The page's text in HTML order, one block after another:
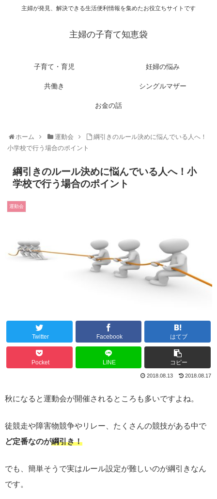
主婦が発見、解決できる生活便利情報を集めたお役立ちサイトです
主婦の子育て知恵袋
子育て・育児 妊婦の悩み
共働き シングルマザー
お金の話
ホーム 運動会
綱引きのルール決めに悩んでいる人へ！
小学校で行う場合のポイント
綱引きのルール決めに悩んでいる人へ！小
学校で行う場合のポイント
運動会
Twitter Facebook はてブ
Pocket LINE コピー
2018.08.17
2018.08.13
秋になると運動会が開催されるところも多いですよね。
徒競走や障害物競争やリレー、たくさんの競技がある中で
ど定番なのが綱引き！
でも、簡単そうで実はルール設定が難しいのが綱引きなん
です。